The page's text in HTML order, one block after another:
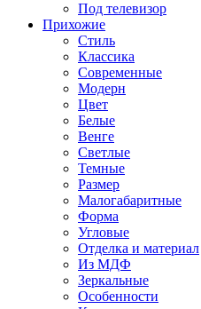
Под телевизор
Прихожие
Стиль
Классика
Современные
Модерн
Цвет
Белые
Венге
Светлые
Темные
Размер
Малогабаритные
Форма
Угловые
Отделка и материал
Из МДФ
Зеркальные
Особенности